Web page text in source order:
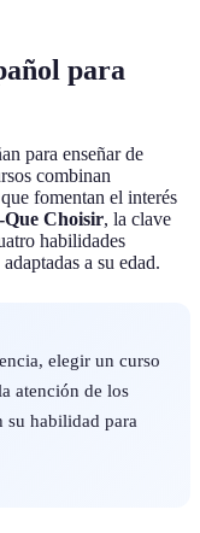
para
para enseñar de
combinan
fomentan el interés
Choisir, la clave
habilidades
a su edad.
elegir un curso
atención de los
su habilidad para